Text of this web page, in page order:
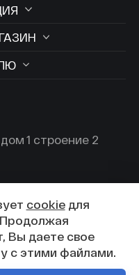
1 строение 2
cookieдля
Вы даете свое
с этими файлами.